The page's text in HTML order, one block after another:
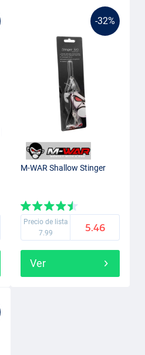
-32%
M-WAR Shallow Stinger
Precio de lista
7.99
5.46
Ver